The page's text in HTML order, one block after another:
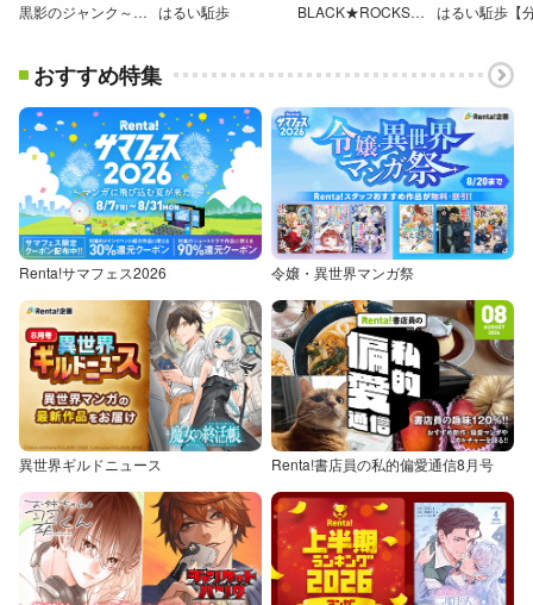
黒影のジャンク～大決闘会編～ はるい駈歩 BLACK★ROCKSHOOTER THE GAME
おすすめ特集
Renta!サマフェス2026 令嬢・異世界マンガ祭
異世界ギルドニュース Renta!書店員の私的偏愛通信8月号